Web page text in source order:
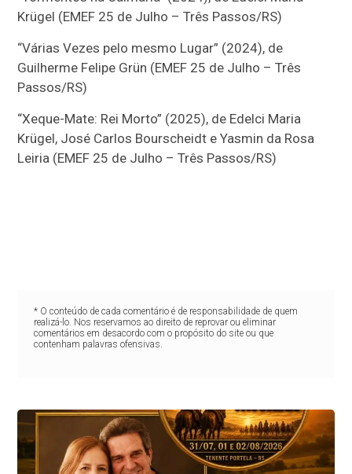
Krügel (EMEF 25 de Julho – Três Passos/RS)
“Várias Vezes pelo mesmo Lugar” (2024), de
Guilherme Felipe Grün (EMEF 25 de Julho – Três
Passos/RS)
“Xeque-Mate: Rei Morto” (2025), de Edelci Maria
Krügel, José Carlos Bourscheidt e Yasmin da Rosa
Leiria (EMEF 25 de Julho – Três Passos/RS)
* O conteúdo de cada comentário é de responsabilidade de quem
realizá-lo. Nos reservamos ao direito de reprovar ou eliminar
comentários em desacordo com o propósito do site ou que
contenham palavras ofensivas.